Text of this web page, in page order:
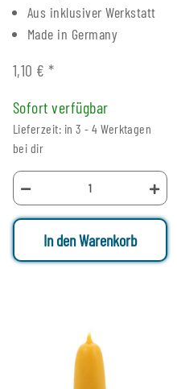
Aus inklusiver Werkstatt
Made in Germany
1,10 €*
Sofort verfügbar
Lieferzeit: in 3 - 4 Werktagen
bei dir
In den Warenkorb